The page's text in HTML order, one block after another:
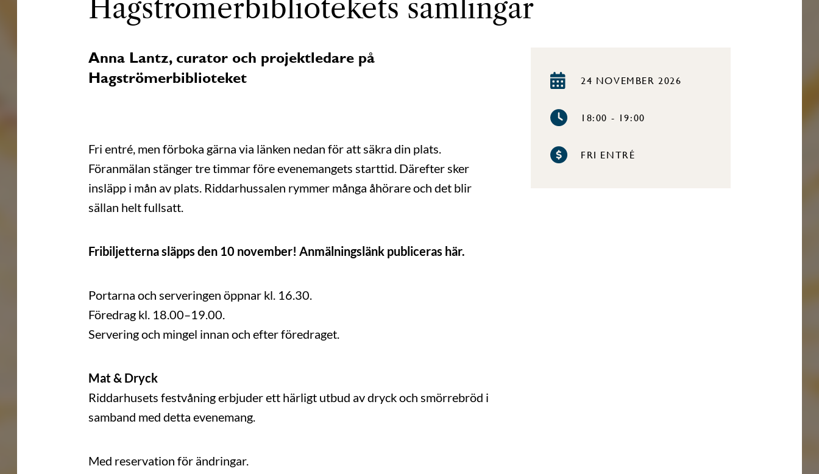
Hagströmerbibliotekets samlingar
24 NOVEMBER 2026
18:00 - 19:00
FRI ENTRÉ
Anna Lantz, curator och projektledare på
Hagströmerbiblioteket
Fri entré, men förboka gärna via länken nedan för att säkra din plats.
Föranmälan stänger tre timmar före evenemangets starttid. Därefter sker
insläpp i mån av plats. Riddarhussalen rymmer många åhörare och det blir
sällan helt fullsatt.
Fribiljetterna släpps den 10 november! Anmälningslänk publiceras här.
Portarna och serveringen öppnar kl. 16.30.
Föredrag kl. 18.00–19.00.
Servering och mingel innan och efter föredraget.
Mat & Dryck
Riddarhusets festvåning erbjuder ett härligt utbud av dryck och smörrebröd i
samband med detta evenemang.
Med reservation för ändringar.